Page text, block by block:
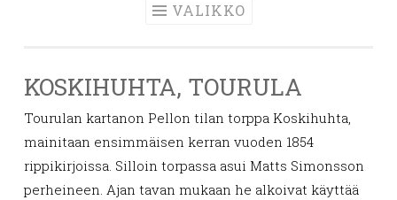
VALIKKO
KOSKIHUHTA, TOURULA
Tourulan kartanon Pellon tilan torppa Koskihuhta,
mainitaan ensimmäisen kerran vuoden 1854
rippikirjoissa. Silloin torpassa asui Matts Simonsson
perheineen. Ajan tavan mukaan he alkoivat käyttää